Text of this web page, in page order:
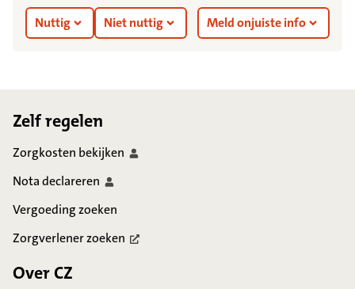
Nuttig Niet nuttig Meld onjuiste info
Zelf regelen
Zorgkosten bekijken
Notadeclareren
Vergoeding zoeken
Zorgverlenerzoeken
Over CZ